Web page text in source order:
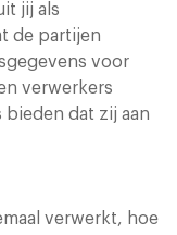
jij als
de partijen
voor
verwerkers
dat zij aan
verwerkt, hoe